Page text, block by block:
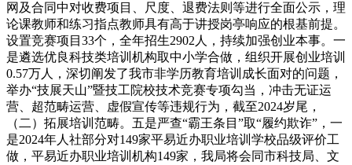
网及合同中对收费项目、尺度、退费法则等进行全面公示，理
论课教师和练习指点教师具有高于讲授岗亭响应的根基前提。
设置竞赛项目33个，全年招生2902人，持续加强创业本事。一
是遴选优良科技类培训机构取中小学合做，组织开展创业培训
0.57万人，深切阐发了我市非学历教育培训成长面对的问题，
举办“技展天山”暨技工院校技术竞赛专项勾当，冲击无证运
营、超范畴运营、虚假宣传等违规行为，截至2024岁尾，
（二）拓展培训范畴。五是严查“霸王条目”取“履约欺诈”，一
是2024年人社部分对149家平易近办职业培训学校品级评价工
做，平易近办职业培训机构149家，我局将会同市科技局、文